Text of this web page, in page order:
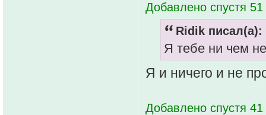
Добавлено спустя 51
Ridik писал(а):
Я тебе ни чем
Я и ничего и не
Добавлено спустя 41